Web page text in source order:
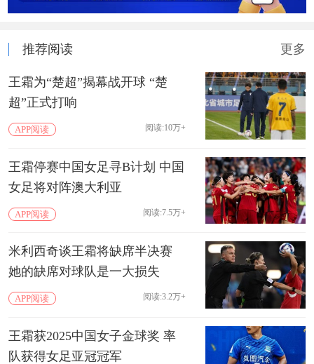
推荐阅读 更多
王霜为“楚超”揭幕战开球 “楚
超”正式打响
APP阅读 阅读:10万+
王霜停赛中国女足寻B计划 中国
女足将对阵澳大利亚
APP阅读 阅读:7.5万+
米利西奇谈王霜将缺席半决赛
她的缺席对球队是一大损失
APP阅读 阅读:3.2万+
王霜获2025中国女子金球奖 率
队获得女足亚冠冠军